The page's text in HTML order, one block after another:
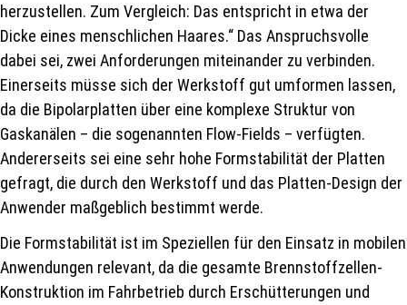
herzustellen. Zum Vergleich: Das entspricht in etwa der
Dicke eines menschlichen Haares.“ Das Anspruchsvolle
dabei sei, zwei Anforderungen miteinander zu verbinden.
Einerseits müsse sich der Werkstoff gut umformen lassen,
da die Bipolarplatten über eine komplexe Struktur von
Gaskanälen – die sogenannten Flow-Fields – verfügten.
Andererseits sei eine sehr hohe Formstabilität der Platten
gefragt, die durch den Werkstoff und das Platten-Design der
Anwender maßgeblich bestimmt werde.
Die Formstabilität ist im Speziellen für den Einsatz in mobilen
Anwendungen relevant, da die gesamte Brennstoffzellen-
Konstruktion im Fahrbetrieb durch Erschütterungen und